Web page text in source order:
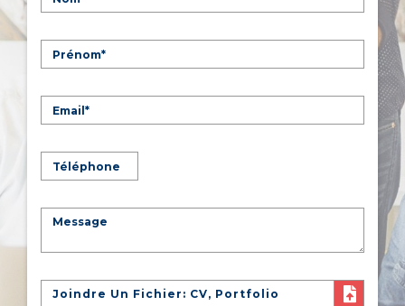
Joindre Un Fichier: CV, Portfolio